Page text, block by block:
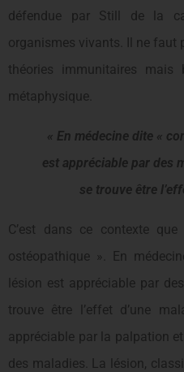
défendue par Still de la
organismes vivants. Il ne faut
théories immunitaires mais
métaphysique.
« En médecine dite «
est appréciable par des
se trouve être
C’est dans ce contexte
ostéopathique ». En
lésion est appréciable par
trouve être l’effet d’une
appréciable par la palpation
des maladies. La lésion,